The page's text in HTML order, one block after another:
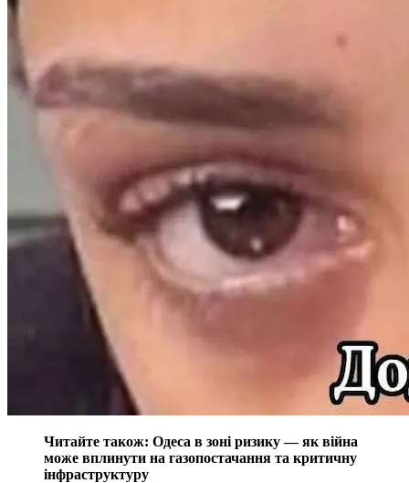
Читайте також: Одеса в зоні ризику — як війна
може вплинути на газопостачання та критичну
інфраструктуру